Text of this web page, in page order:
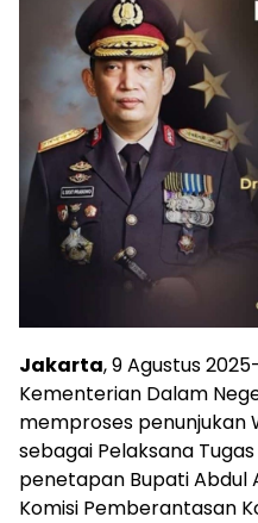
Jakarta, 9 Agustus
Kementerian Dalam
memproses penunjukan
sebagai Pelaksana
penetapan Bupati Abdul
Komisi Pemberantasan